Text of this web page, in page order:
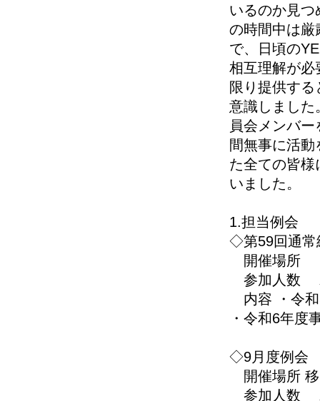
いるのか見
の時間中は厳
で、日頃の
相互理解が必
限り提供す
意識しました
員会メンバ
間無事に活
た全ての皆
いました。
1.担当例会
◇第59回通常
開催場所
参加人数
内容 ・令和
・令和6年度
◇9月度例会
開催場所 移
参加人数